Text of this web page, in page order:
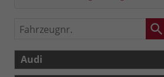
Fahrzeugnr.
Audi